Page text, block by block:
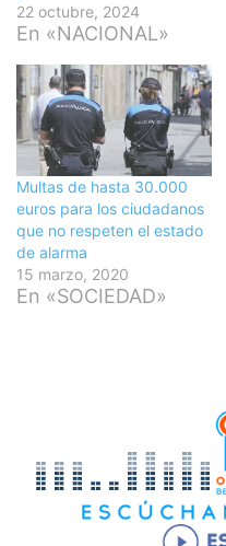
22 octubre, 2024
En «NACIONAL»
Multas de hasta 30.000
euros para los ciudadanos
que no respeten el estado
de alarma
15 marzo, 2020
En «SOCIEDAD»